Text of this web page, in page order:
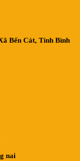
Bến Cát, Tỉnh Bình
nai